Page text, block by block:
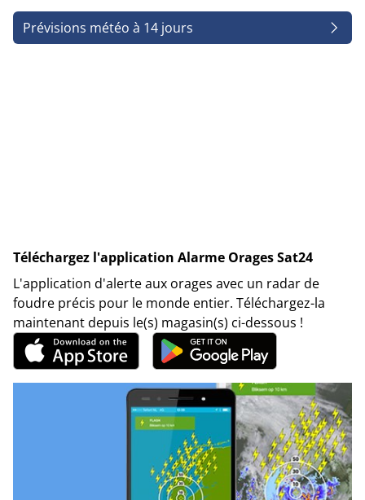
Prévisions météo à 14 jours
Téléchargez l'application Alarme Orages Sat24
L'application d'alerte aux orages avec un radar de
foudre précis pour le monde entier. Téléchargez-la
maintenant depuis le(s) magasin(s) ci-dessous !